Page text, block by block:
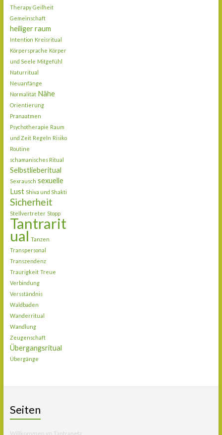
Therapy Geilheit
Gemeinschaft
heiliger raum
Intention Kreisritual
Körpersprache Körper
und Seele Mitgefühl
Naturritual
Neuanfänge
Normalität Nähe
Orientierung
Pranaatmen
Psychotherapie Raum
und Zeit Regeln Risiko
Routine
schamanisches Ritual
Selbstlieberitual
Sexrausch sexuelle
Lust Shiva und Shakti
Sicherheit
Stellvertreter Stopp
Tantrarit
ual Tanzen
Transpersonal
Transzendenz
Traurigkeit Treue
Verbindung
Versständnis
Waldbaden
Wanderritual
Wandlung
Zeugenschaft
Übergangsritual
Übergänge
Seiten
Willkommen im Tantranetz